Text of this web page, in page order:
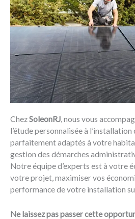
ChezSoleonRJ, nous vous
l’étude personnalisée à
parfaitement adaptés à votre
gestion des démarches
Notre équipe d’experts est à votre
votre projet, maximiser vos
performance de votre installation
Ne laissez pas passer cette